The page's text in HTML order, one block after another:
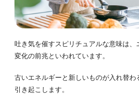
吐き気を催すスピリチュアルな意味は、
変化の前兆といわれています。
古いエネルギーと新しいものが入れ替わ
引き起こします。